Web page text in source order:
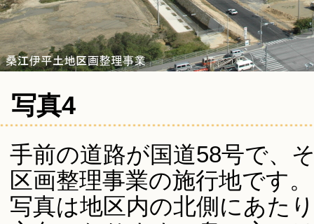
写真4
手前の道路が国道58号で、
区画整理事業の施行地です。
写真は地区内の北側にあた